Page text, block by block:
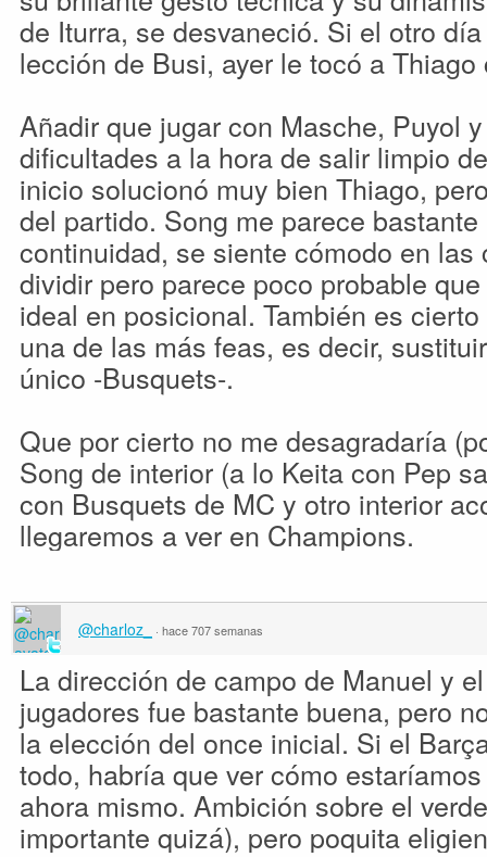
de Iturra, se desvaneció. Si el otro
lección de Busi, ayer le tocó a Thiago
Añadir que jugar con Masche, Puyol
dificultades a la hora de salir limpio
inicio solucionó muy bien Thiago,
del partido. Song me parece
continuidad, se siente cómodo en las
dividir pero parece poco probable
ideal en posicional. También es
una de las más feas, es decir,
único -Busquets-.
Que por cierto no me desagradaría
Song de interior (a lo Keita con Pep
con Busquets de MC y otro interior
llegaremos a ver en Champions.
@charloz_ · hace 707 semanas
La dirección de campo de Manuel y
jugadores fue bastante buena, pero
la elección del once inicial. Si el
todo, habría que ver cómo
ahora mismo. Ambición sobre el
importante quizá), pero poquita